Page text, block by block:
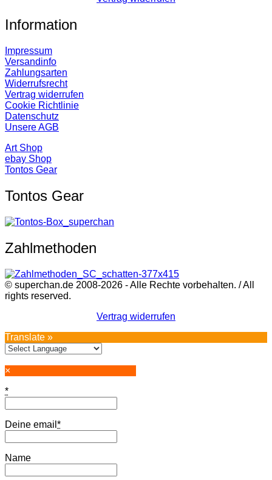
Information
Impressum
Versandinfo
Zahlungsarten
Widerrufsrecht
Vertrag widerrufen
Cookie Richtlinie
Datenschutz
Unsere AGB
Art Shop
ebay Shop
Tontos Gear
Tontos Gear
Zahlmethoden
© superchan.de 2008-2026 - Alle Rechte vorbehalten. / All
rights reserved.
Vertrag widerrufen
Translate »
×
*
Deine email *
Name